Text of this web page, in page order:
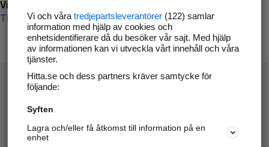
Vi beklagar besväret!
Till startsidan
Hitta.se - Gratis nummerupplysning.
Sök företag, personer och platser.
Vi och våra tredjepartsleverantörer(122) samlar
information med hjälp av cookies och
enhetsidentifierare då du besöker vår sajt. Med hjälp
av informationen kan vi utveckla vårt innehåll och våra
tjänster.
Hitta.se och dess partners kräver samtycke för
följande:
Syften
Lagra och/eller få åtkomst till information på en
enhet